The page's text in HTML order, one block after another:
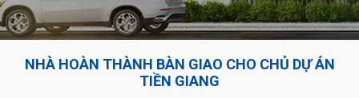
NHÀ HOÀN THÀNH BÀN GIAO CHO CHỦ DỰ ÁN
TIỀN GIANG